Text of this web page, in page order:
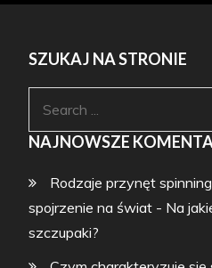
SZUKAJ NA STRONIE
NAJNOWSZE
Rodzaje przynęt
spojrzenie na świat - Na
szczupaki?